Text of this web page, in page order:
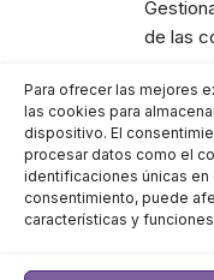
de las
Para ofrecer las mejores
las cookies para
dispositivo. El
procesar datos como el
identificaciones únicas en
consentimiento, puede
características y
agosto 2023
julio 2023
junio 2023
mayo 2023
abril 2023